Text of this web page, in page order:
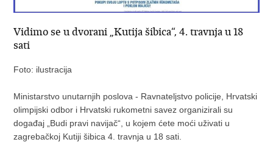
Vidimo se u dvorani „Kutija šibica“, 4. travnja u 18
sati
Foto: ilustracija
Ministarstvo unutarnjih poslova - Ravnateljstvo policije, Hrvatski
olimpijski odbor i Hrvatski rukometni savez organizirali su
događaj „Budi pravi navijač“, u kojem ćete moći uživati u
zagrebačkoj Kutiji šibica 4. travnja u 18 sati.